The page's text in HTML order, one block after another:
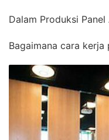
Dalam Produksi
Bagaimana cara kerja